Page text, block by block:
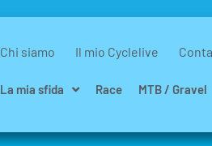
Chi siamo Il mio Cyclelive
La mia sfida Race MTB / Gravel